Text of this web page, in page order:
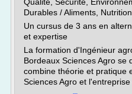
Durables / Aliments,
Un cursus de 3 ans en
et expertise
La formation d'Ingénieur
Bordeaux Sciences Agro se
combine théorie et pratique
Sciences Agro et l'entreprise